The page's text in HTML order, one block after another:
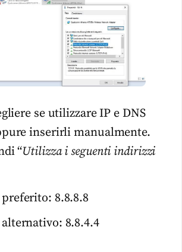
se utilizzare IP e DNS
inserirli manualmente.
“Utilizza i seguenti indirizzi
preferito: 8.8.8.8
alternativo: 8.8.4.4